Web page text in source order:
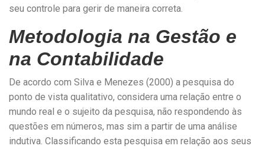
seu controle para gerir de maneira correta.
Metodologia na Gestão e
na Contabilidade
De acordo com Silva e Menezes (2000) a pesquisa do
ponto de vista qualitativo, considera uma relação entre o
mundo real e o sujeito da pesquisa, não respondendo às
questões em números, mas sim a partir de uma análise
indutiva. Classificando esta pesquisa em relação aos seus